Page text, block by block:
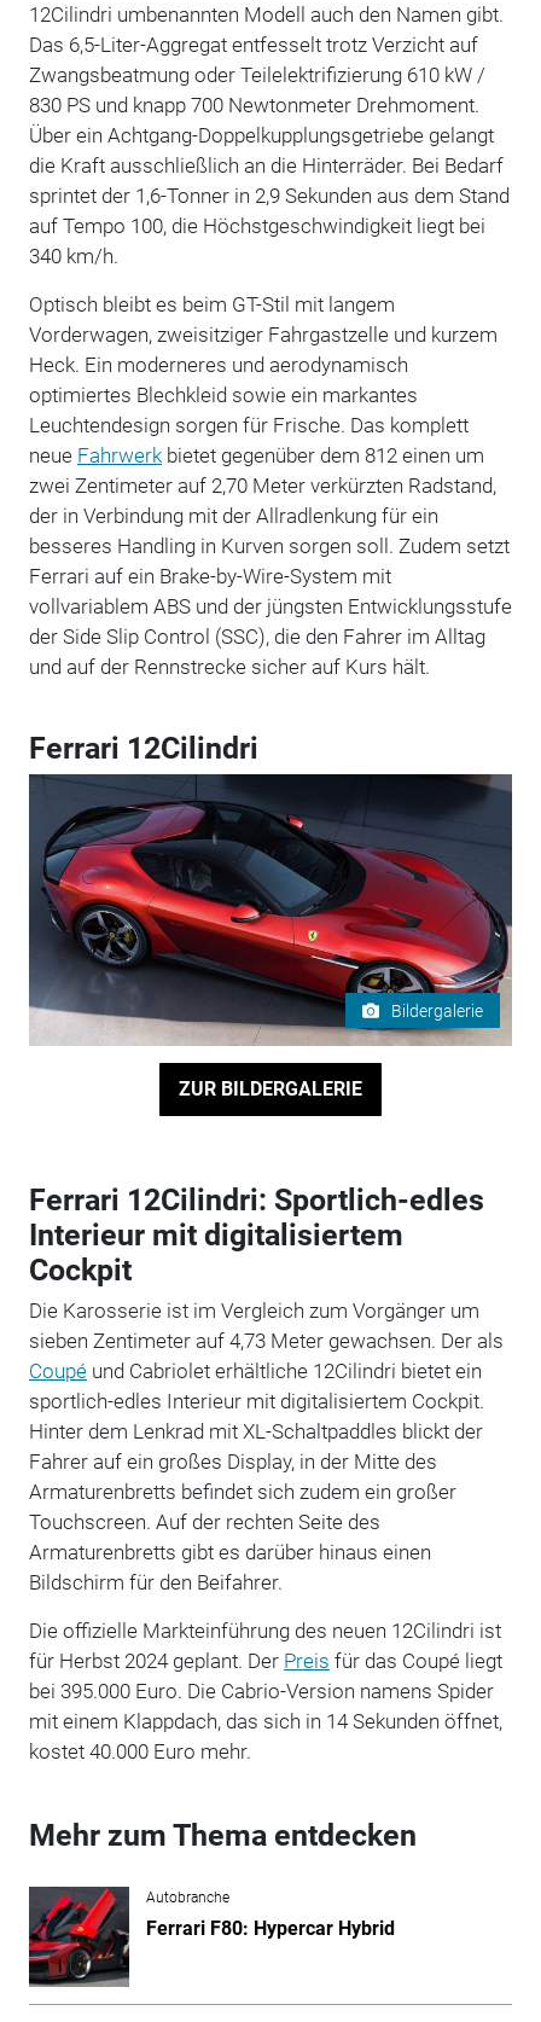
12Cilindri umbenannten Modell auch den Namen gibt.
Das 6,5-Liter-Aggregat entfesselt trotz Verzicht auf
Zwangsbeatmung oder Teilelektrifizierung 610 kW /
830 PS und knapp 700 Newtonmeter Drehmoment.
Über ein Achtgang-Doppelkupplungsgetriebe gelangt
die Kraft ausschließlich an die Hinterräder. Bei Bedarf
sprintet der 1,6-Tonner in 2,9 Sekunden aus dem Stand
auf Tempo 100, die Höchstgeschwindigkeit liegt bei
340 km/h.
Optisch bleibt es beim GT-Stil mit langem
Vorderwagen, zweisitziger Fahrgastzelle und kurzem
Heck. Ein moderneres und aerodynamisch
optimiertes Blechkleid sowie ein markantes
Leuchtendesign sorgen für Frische. Das komplett
neue Fahrwerkbietet gegenüber dem 812 einen um
zwei Zentimeter auf 2,70 Meter verkürzten Radstand,
der in Verbindung mit der Allradlenkung für ein
besseres Handling in Kurven sorgen soll. Zudem setzt
Ferrari auf ein Brake-by-Wire-System mit
vollvariablem ABS und der jüngsten Entwicklungsstufe
der Side Slip Control (SSC), die den Fahrer im Alltag
und auf der Rennstrecke sicher auf Kurs hält.
Ferrari 12Cilindri
Bildergalerie
ZUR BILDERGALERIE
Ferrari 12Cilindri: Sportlich-edles
Interieur mit digitalisiertem
Cockpit
Die Karosserie ist im Vergleich zum Vorgänger um
sieben Zentimeter auf 4,73 Meter gewachsen. Der als
Coupéund Cabriolet erhältliche 12Cilindri bietet ein
sportlich-edles Interieur mit digitalisiertem Cockpit.
Hinter dem Lenkrad mit XL-Schaltpaddles blickt der
Fahrer auf ein großes Display, in der Mitte des
Armaturenbretts befindet sich zudem ein großer
Touchscreen. Auf der rechten Seite des
Armaturenbretts gibt es darüber hinaus einen
Bildschirm für den Beifahrer.
Die offizielle Markteinführung des neuen 12Cilindri ist
für Herbst 2024 geplant. Der Preis für das Coupé liegt
bei 395.000 Euro. Die Cabrio-Version namens Spider
mit einem Klappdach, das sich in 14 Sekunden öffnet,
kostet 40.000 Euro mehr.
Mehr zum Thema entdecken
Autobranche
Ferrari F80: Hypercar Hybrid